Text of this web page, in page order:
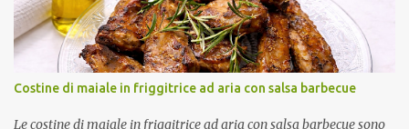
della cottura. Spruzzale uniformemente con olio extravergine di
oliva. Lasciale riposare qualche minuto dopo la cottura prima di
servirle. Porzioni: 4 Tempo di preparazione: circa 25 minuti Tempo
di riposo: circa 1 ora Tempo di cottura: circa 9 minuti Ingredienti
Per le polpette 240 g di tonno sott'olio ben sgocciolato 250 g di
ricotta ben scolata 50 g di Parmigiano Re...
Costine di maiale in friggitrice ad aria con salsa barbecue
Le costine di maiale in friggitrice ad aria con salsa barbecue sono